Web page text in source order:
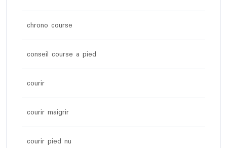
chrono course
conseil course a pied
courir
courir maigrir
courir pied nu